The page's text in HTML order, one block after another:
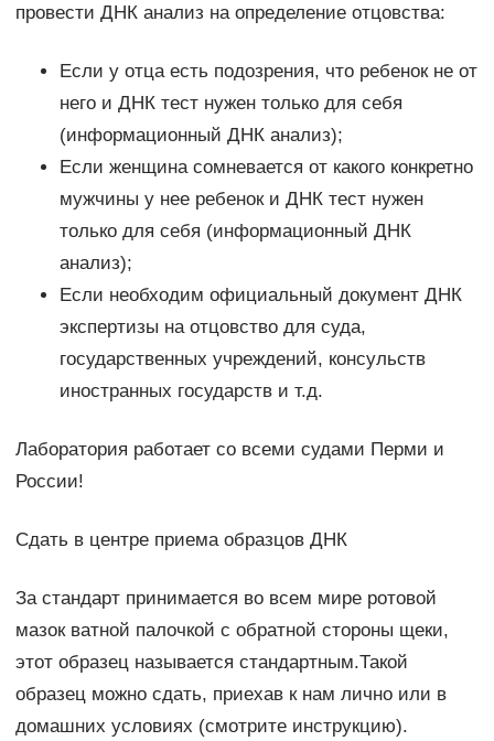
провести ДНК анализ на определение отцовства:
Если у отца есть подозрения, что ребенок не от
него и ДНК тест нужен только для себя
(информационный ДНК анализ);
Если женщина сомневается от какого конкретно
мужчины у нее ребенок и ДНК тест нужен
только для себя (информационный ДНК
анализ);
Если необходим официальный документ ДНК
экспертизы на отцовство для суда,
государственных учреждений, консульств
иностранных государств и т.д.
Лаборатория работает со всеми судами Перми и
России!
Сдать в центре приема образцов ДНК
За стандарт принимается во всем мире ротовой
мазок ватной палочкой с обратной стороны щеки,
этот образец называется стандартным.Такой
образец можно сдать, приехав к нам лично или в
домашних условиях (смотрите инструкцию).